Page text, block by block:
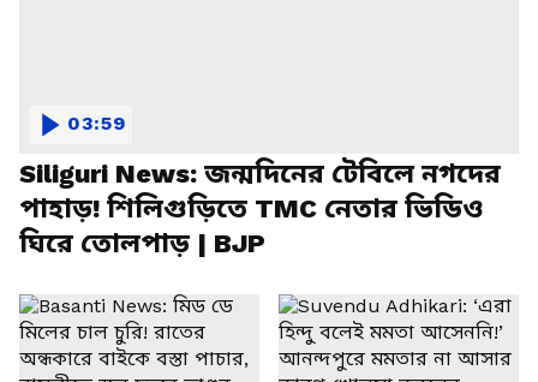
Siliguri News: জন্মদিনের টেবিলে নগদের
পাহাড়! শিলিগুড়িতে TMC নেতার ভিডিও
ঘিরে তোলপাড় | BJP
03:59